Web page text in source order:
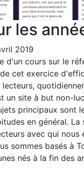
les
2019
d'un cours sur le
cet exercice
un site à but non-
principaux sont
en général.
avec qui nous
sommes basés à
nés à la fin des